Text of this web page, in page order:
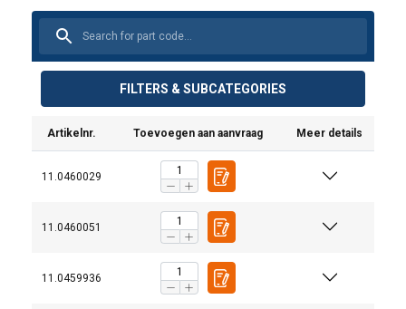
FILTERS & SUBCATEGORIES
Artikelnr. Toevoegen aan aanvraag Meer details
11.0460029
11.0460051
11.0459936
Markering: